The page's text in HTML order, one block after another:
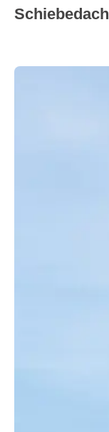
Schiebedach